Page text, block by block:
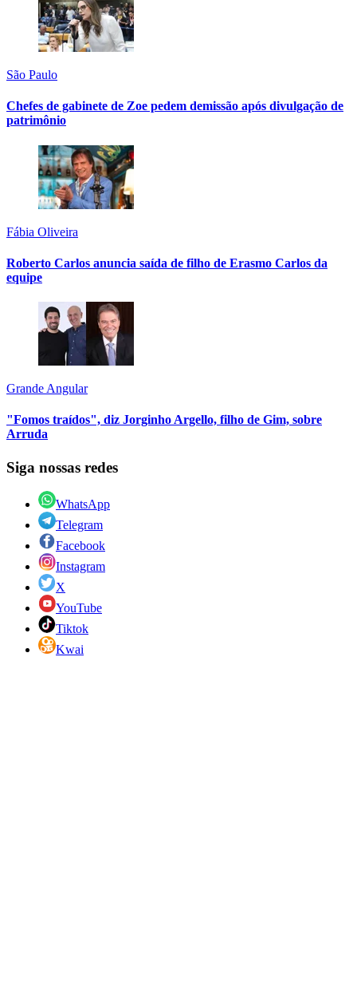
São Paulo
Chefes de gabinete de Zoe pedem demissão após divulgação de
patrimônio
Fábia Oliveira
Roberto Carlos anuncia saída de filho de Erasmo Carlos da
equipe
Grande Angular
"Fomos traídos", diz Jorginho Argello, filho de Gim, sobre
Arruda
Siga nossas redes
WhatsApp
Telegram
Facebook
Instagram
X
YouTube
Tiktok
Kwai